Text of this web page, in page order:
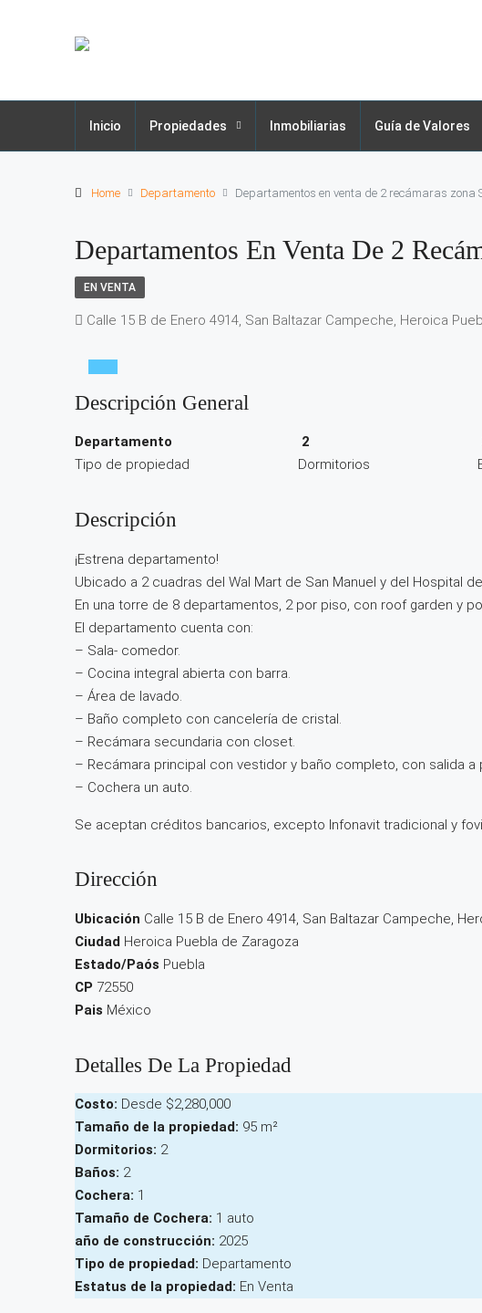
Inicio Propiedades Inmobiliarias Guía de Valores
Home Departamento Departamentos en venta de 2 recámaras zona
Departamentos En Venta De 2
EN VENTA
Calle 15 B de Enero 4914, San Baltazar Campeche, Heroica
Descripción General
Departamento
Tipo de propiedad
2
Dormitorios
Descripción
¡Estrena departamento!
Ubicado a 2 cuadras del Wal Mart de San Manuel y del Hospital
En una torre de 8 departamentos, 2 por piso, con roof garden y
El departamento cuenta con:
– Sala- comedor.
– Cocina integral abierta con barra.
– Área de lavado.
– Baño completo con cancelería de cristal.
– Recámara secundaria con closet.
– Recámara principal con vestidor y baño completo, con salida a
– Cochera un auto.
Se aceptan créditos bancarios, excepto Infonavit tradicional y
Dirección
Ubicación Calle 15 B de Enero 4914, San Baltazar Campeche,
Ciudad Heroica Puebla de Zaragoza
Estado/Paós Puebla
CP 72550
Pais México
Detalles De La Propiedad
Costo: Desde $2,280,000
Tamaño de la propiedad: 95 m²
Dormitorios: 2
Baños: 2
Cochera: 1
Tamaño de Cochera: 1 auto
año de construcción: 2025
Tipo de propiedad: Departamento
Estatus de la propiedad: En Venta